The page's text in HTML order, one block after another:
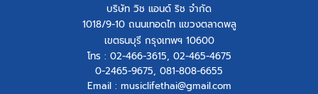
บริษัท วิช แอนด์ ริช จำกัด
1018/9-10 ถนนเทอดไท แขวงตลาดพลู
เขตธนบุรี กรุงเทพฯ 10600
โทร : 02-466-3615, 02-465-4675
0-2465-9675, 081-808-6655
Email : musiclifethai@gmail.com